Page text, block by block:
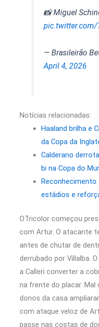
📸 Miguel
pic.twitter.com/
— Brasileirão
April 4, 2026
Notícias relacionadas:
Haaland brilha e
da Copa da
Calderano
bi na Copa do
Reconhecimento
estádios e
OTricolor começou
com Artur. O atacante
antes de chutar de
derrubado por Villalba.
a Calleri converter a
na frente do placar.
donos da casa
com ataque veloz de
passe nas costas de